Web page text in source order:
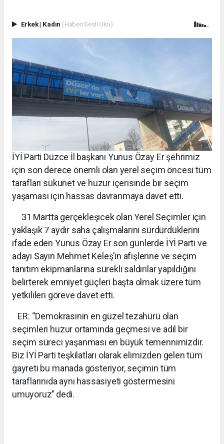
Erkek| Kadın (Haberi Sesli Oku)
İYİ Parti Düzce İl başkanı Yunus Özay Er şehrimiz
için son derece önemli olan yerel seçim öncesi tüm
tarafları sükunet ve huzur içerisinde bir seçim
yaşaması için hassas davranmaya davet etti.
31 Martta gerçekleşicek olan Yerel Seçimler için
yaklaşık 7 aydır saha çalışmalarını sürdürdüklerini
ifade eden Yunus Özay Er son günlerde İYİ Parti ve
adayı Sayın Mehmet Keleş’in afişlerine ve seçim
tanıtım ekipmanlarına sürekli saldırılar yapıldığını
belirterek emniyet güçleri başta olmak üzere tüm
yetkilileri göreve davet etti.
ER: “Demokrasinin en güzel tezahürü olan
seçimleri huzur ortamında geçmesi ve adil bir
seçim süreci yaşanması en büyük temennimizdir.
Biz İYİ Parti teşkilatları olarak elimizden gelen tüm
gayreti bu manada gösteriyor, seçimin tüm
taraflarınıda aynı hassasiyeti göstermesini
umuyoruz’’ dedi.